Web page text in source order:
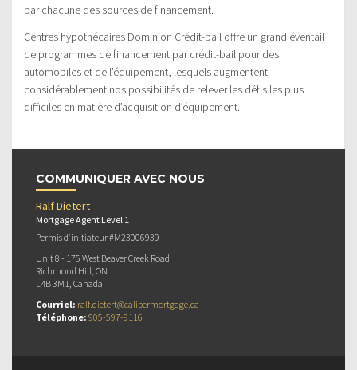
par chacune des sources de financement.
Centres hypothécaires Dominion Crédit-bail offre un grand éventail
de programmes de financement par crédit-bail pour des
automobiles et de l’équipement, lesquels augmentent
considérablement nos possibilités de relever les défis les plus
difficiles en matière d’acquisition d’équipement.
COMMUNIQUER AVEC NOUS
Ralf Dietert
Mortgage Agent Level 1
Permis d’initiateur #M23006939
Unit 8 - 175 West Beaver Creek Road
Richmond Hill, ON
L4B 3M1, Canada
Courriel: ralf.dietert@calibermortgage.ca
Téléphone: 905-597-9116